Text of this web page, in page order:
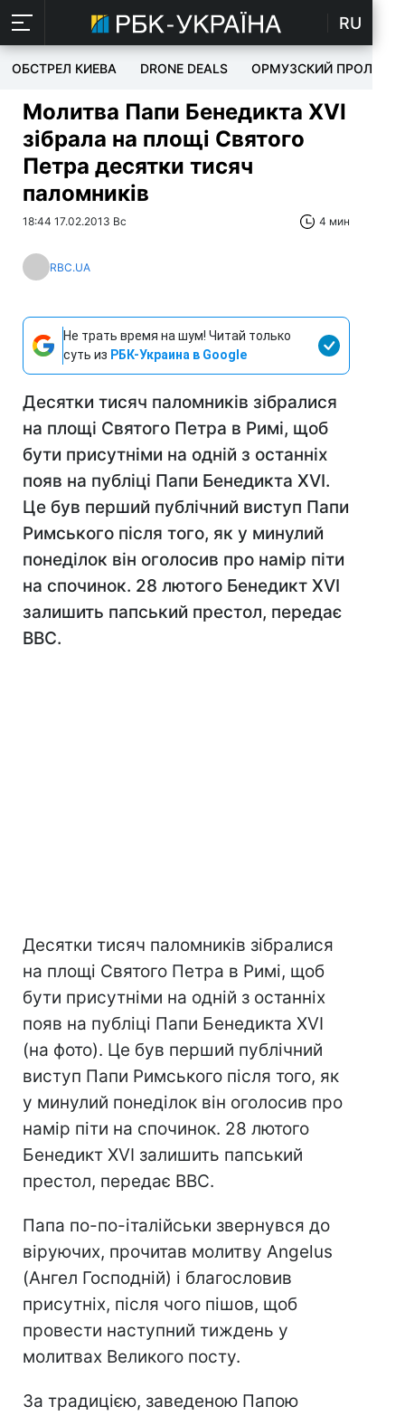
RU
ОБСТРЕЛ КИЕВА DRONE DEALS ОРМУЗСКИЙ ПРОЛИВ
Молитва Папи Бенедикта XVI
зібрала на площі Святого
Петра десятки тисяч
паломників
18:44 17.02.2013 Вс 4 мин
RBC.UA
Не трать время на шум! Читай только
суть из РБК-Украина в Google
Десятки тисяч паломників зібралися
на площі Святого Петра в Римі, щоб
бути присутніми на одній з останніх
появ на публіці Папи Бенедикта XVI.
Це був перший публічний виступ Папи
Римського після того, як у минулий
понеділок він оголосив про намір піти
на спочинок. 28 лютого Бенедикт XVI
залишить папський престол, передає
BBC.
Десятки тисяч паломників зібралися
на площі Святого Петра в Римі, щоб
бути присутніми на одній з останніх
появ на публіці Папи Бенедикта XVI
(на фото). Це був перший публічний
виступ Папи Римського після того, як
у минулий понеділок він оголосив про
намір піти на спочинок. 28 лютого
Бенедикт XVI залишить папський
престол, передає BBC.
Папа по-по-італійськи звернувся до
віруючих, прочитав молитву Angelus
(Ангел Господній) і благословив
присутніх, після чого пішов, щоб
провести наступний тиждень у
молитвах Великого посту.
За традицією, заведеною Папою